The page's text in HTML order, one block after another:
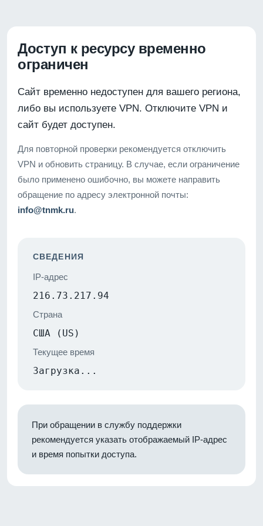
Доступ к ресурсу временно
ограничен
Сайт временно недоступен для вашего региона,
либо вы используете VPN. Отключите VPN и
сайт будет доступен.
Для повторной проверки рекомендуется отключить
VPN и обновить страницу. В случае, если ограничение
было применено ошибочно, вы можете направить
обращение по адресу электронной почты:
info@tnmk.ru.
СВЕДЕНИЯ
IP-адрес
216.73.217.94
Страна
США (US)
Текущее время
Загрузка...
При обращении в службу поддержки
рекомендуется указать отображаемый IP-адрес
и время попытки доступа.